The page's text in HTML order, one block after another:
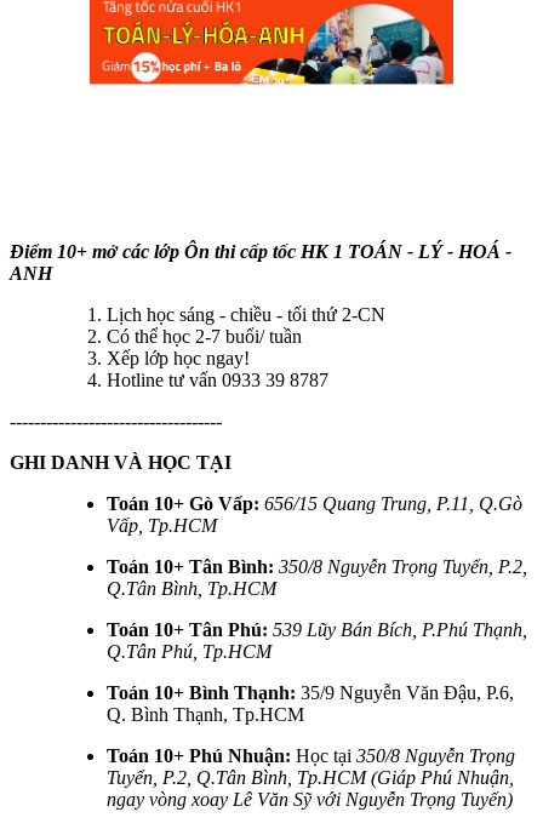
Điểm 10+ mở các lớp Ôn thi cấp tốc HK 1 TOÁN - LÝ - HOÁ -
ANH
Lịch học sáng - chiều - tối thứ 2-CN
Có thể học 2-7 buổi/ tuần
Xếp lớp học ngay!
Hotline tư vấn 0933 39 8787
-----------------------------------
GHI DANH VÀ HỌC TẠI
Toán 10+ Gò Vấp: 656/15 Quang Trung, P.11, Q.Gò
Vấp, Tp.HCM
Toán 10+ Tân Bình: 350/8 Nguyễn Trọng Tuyển, P.2,
Q.Tân Bình, Tp.HCM
Toán 10+ Tân Phú: 539 Lũy Bán Bích, P.Phú Thạnh,
Q.Tân Phú, Tp.HCM
Toán 10+ Bình Thạnh: 35/9 Nguyễn Văn Đậu, P.6,
Q. Bình Thạnh, Tp.HCM
Toán 10+ Phú Nhuận: Học tại 350/8 Nguyễn Trọng
Tuyển, P.2, Q.Tân Bình, Tp.HCM (Giáp Phú Nhuận,
ngay vòng xoay Lê Văn Sỹ với Nguyễn Trọng Tuyển)